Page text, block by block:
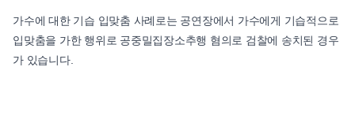
가수에 대한 기습 입맞춤 사례로는 공연장에서 가수에게 기습적으로
입맞춤을 가한 행위로 공중밀집장소추행 혐의로 검찰에 송치된 경우
가 있습니다.